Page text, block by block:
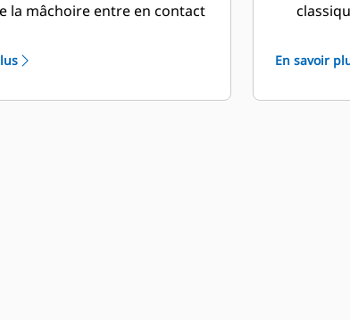
la mâchoire entre en contact
plus de puissance, même
pelles hydrauliques plus
stable
En savoir